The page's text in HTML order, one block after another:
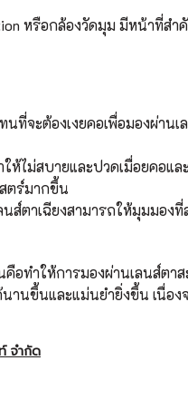
หรือกล้องวัดมุม มีหน้าที่ส
ที่จะต้องเงยคอเพื่อมองผ่านเ
ไม่สบายและปวดเมื่อยคอแล
ตร์มากขึ้น
ตาเฉียงสามารถให้มุมมองที่
อทำให้การมองผ่านเลนส์ตา
านขึ้นและแม่นยำยิ่งขึ้น เนื่อ
จำกัด